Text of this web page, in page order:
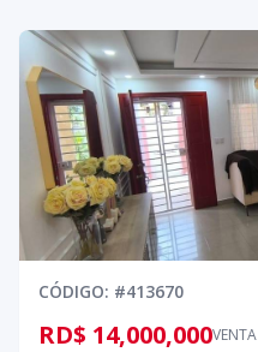
CÓDIGO: #413670
VENTA
RD$ 14,000,000